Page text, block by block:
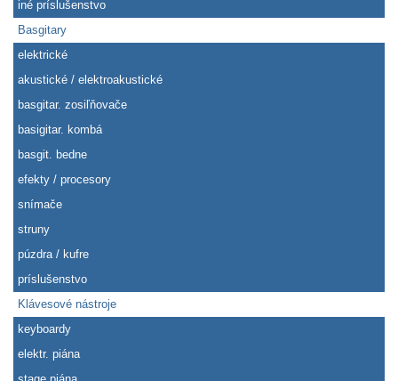
iné príslušenstvo
Basgitary
elektrické
akustické / elektroakustické
basgitar. zosiľňovače
basigitar. kombá
basgit. bedne
efekty / procesory
snímače
struny
púzdra / kufre
príslušenstvo
Klávesové nástroje
keyboardy
elektr. piána